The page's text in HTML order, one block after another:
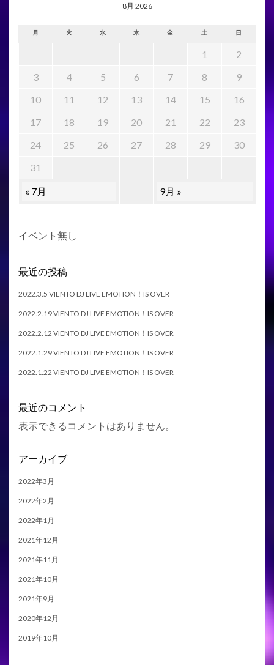
8月 2026
月 火 水 木 金 土 日
1
2
3
4 5 6 7 8
9
10
11 12 13 14 15
16
17
18 19 20 21 22
23
24
25 26 27 28 29
30
31
« 7月 9月 »
イベント無し
最近の投稿
2022.3.5 VIENTO DJ LIVE EMOTION！IS OVER
2022.2.19 VIENTO DJ LIVE EMOTION！IS OVER
2022.2.12 VIENTO DJ LIVE EMOTION！IS OVER
2022.1.29 VIENTO DJ LIVE EMOTION！IS OVER
2022.1.22 VIENTO DJ LIVE EMOTION！IS OVER
最近のコメント
表示できるコメントはありません。
アーカイブ
2022年3月
2022年2月
2022年1月
2021年12月
2021年11月
2021年10月
2021年9月
2020年12月
2019年10月